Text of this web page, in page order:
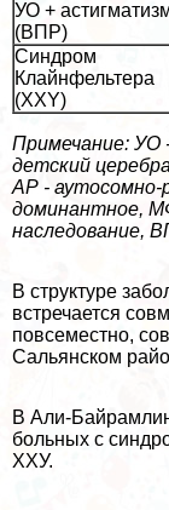
УО +
(ВПР)
Синдром
Клайнфельтера
(ХХY)
Примечание: УО
детский
АР - аутосомно-
доминантное,
наследование,
В структуре
встречается
повсеместно,
Сальянском
В Али-
больных с
ХХУ.